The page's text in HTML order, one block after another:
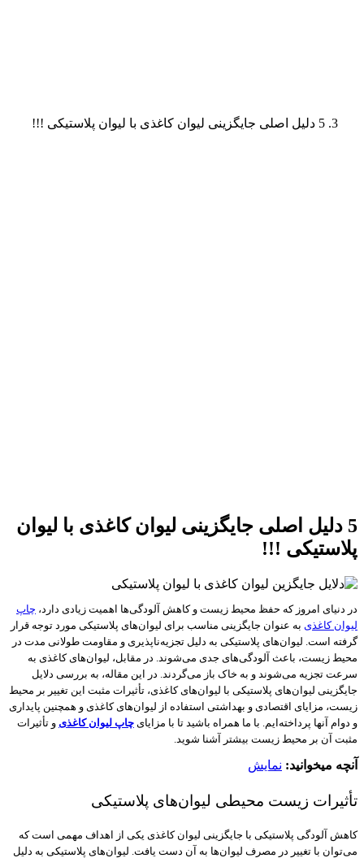
5 دلیل اصلی جایگزینی لیوان‌ کاغذی با لیوان‌ پلاستیکی !!!
5 دلیل اصلی جایگزینی لیوان‌ کاغذی با لیوان‌
پلاستیکی !!!
در دنیای امروز که حفظ محیط زیست و کاهش آلودگی‌ها اهمیت زیادی دارد، چاپ
لیوان کاغذی به عنوان جایگزینی مناسب برای لیوان‌های پلاستیکی مورد توجه قرار
گرفته است. لیوان‌های پلاستیکی به دلیل تجزیه‌ناپذیری و مقاومت طولانی مدت در
محیط زیست، باعث آلودگی‌های جدی می‌شوند. در مقابل، لیوان‌های کاغذی به
سرعت تجزیه می‌شوند و به خاک باز می‌گردند. در این مقاله، به بررسی دلایل
جایگزینی لیوان‌های پلاستیکی با لیوان‌های کاغذی، تأثیرات مثبت این تغییر بر محیط
زیست، مزایای اقتصادی و بهداشتی استفاده از لیوان‌های کاغذی و همچنین پایداری
و دوام آنها پرداخته‌ایم. با ما همراه باشید تا با مزایای چاپ لیوان کاغذی و تأثیرات
مثبت آن بر محیط زیست بیشتر آشنا شوید.
آنچه میخوانید: نمایش
تأثیرات زیست محیطی لیوان‌های پلاستیکی
کاهش آلودگی پلاستیکی با جایگزینی لیوان کاغذی یکی از اهداف مهمی است که
می‌توان با تغییر در مصرف لیوان‌ها به آن دست یافت. لیوان‌های پلاستیکی به دلیل